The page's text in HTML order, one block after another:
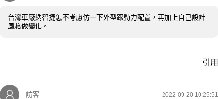
台灣車廠納智捷怎不考慮仿一下外型跟動力配置，再加上自己設計
風格做變化。
引用
訪客 2022-09-20 10:25:51